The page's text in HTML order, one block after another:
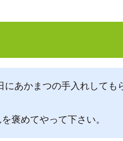
にあかまつの手入れしても
褒めてやって下さい。